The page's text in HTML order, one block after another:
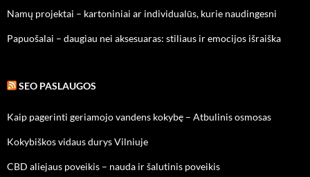
Namų projektai – kartoniniai ar individualūs, kurie naudingesni
Papuošalai – daugiau nei aksesuaras: stiliaus ir emocijos išraiška
SEO PASLAUGOS
Kaip pagerinti geriamojo vandens kokybę – Atbulinis osmosas
Kokybiškos vidaus durys Vilniuje
CBD aliejaus poveikis – nauda ir šalutinis poveikis